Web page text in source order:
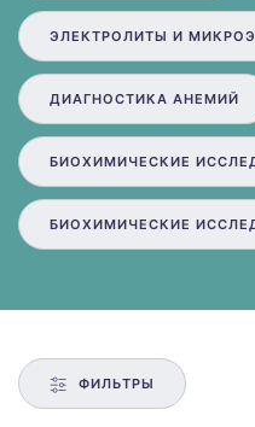
ЭЛЕКТРОЛИТЫ И
ДИАГНОСТИКА АНЕМИЙ
БИОХИМИЧЕСКИЕ
БИОХИМИЧЕСКИЕ
ФИЛЬТРЫ